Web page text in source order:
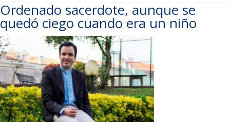
Ordenado sacerdote, aunque se
quedó ciego cuando era un niño